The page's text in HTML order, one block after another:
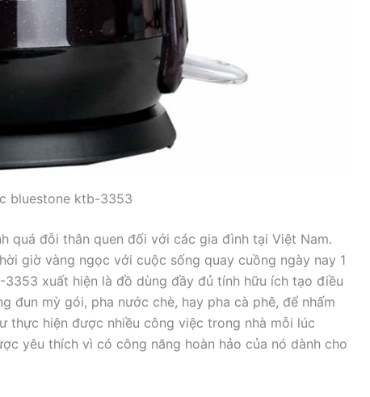
bluestone ktb-3353
quá đỗi thân quen đối với các gia đình tại Việt Nam.
giờ vàng ngọc với cuộc sống quay cuồng ngày nay 1
xuất hiện là đồ dùng đầy đủ tính hữu ích tạo điều
đun mỳ gói, pha nước chè, hay pha cà phê, để nhấm
thực hiện được nhiều công việc trong nhà mỗi lúc
yêu thích vì có công năng hoàn hảo của nó dành cho